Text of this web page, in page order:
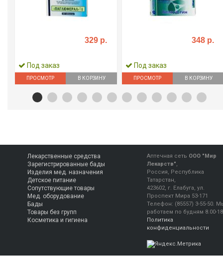
329 р.
Под заказ
ПРОСМОТР В КОРЗИНУ
348 р.
Под заказ
ПРОСМОТР В КОРЗИНУ
Лекарственные средства
Зарегистрированные бады
Изделия мед. назначения
Детское питание
Сопутствующие товары
Мед. оборудование
Бады
Товары без групп
Косметика и гигиена
Аптечная сеть ООО "Мир
Лекарств",
Россия, Республика
Татарстан,
423602, г. Елабуга, ул.
Проспект Мира 53-171
Телефон: (85557) 3-55-50.
работаем по будням 8.00-
Политика
конфиденциальности